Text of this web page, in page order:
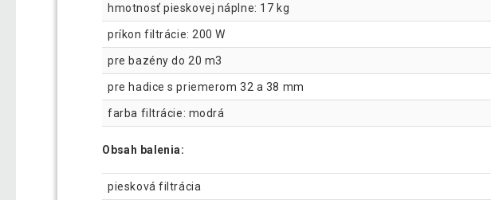
hmotnosť pieskovej náplne: 17 kg
príkon filtrácie: 200 W
pre bazény do 20 m3
pre hadice s priemerom 32 a 38 mm
farba filtrácie: modrá
Obsah balenia:
piesková filtrácia